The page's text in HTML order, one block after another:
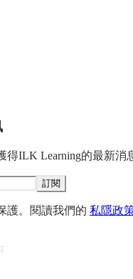
得ILK Learning的最新消
訂閱
護。閱讀我們的 私隱政